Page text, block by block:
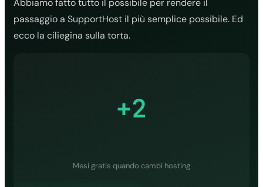
Abbiamo fatto tutto il possibile per rendere il
passaggio a SupportHost il più semplice possibile. Ed
ecco la ciliegina sulla torta.
+2
Mesi gratis quando cambi hosting